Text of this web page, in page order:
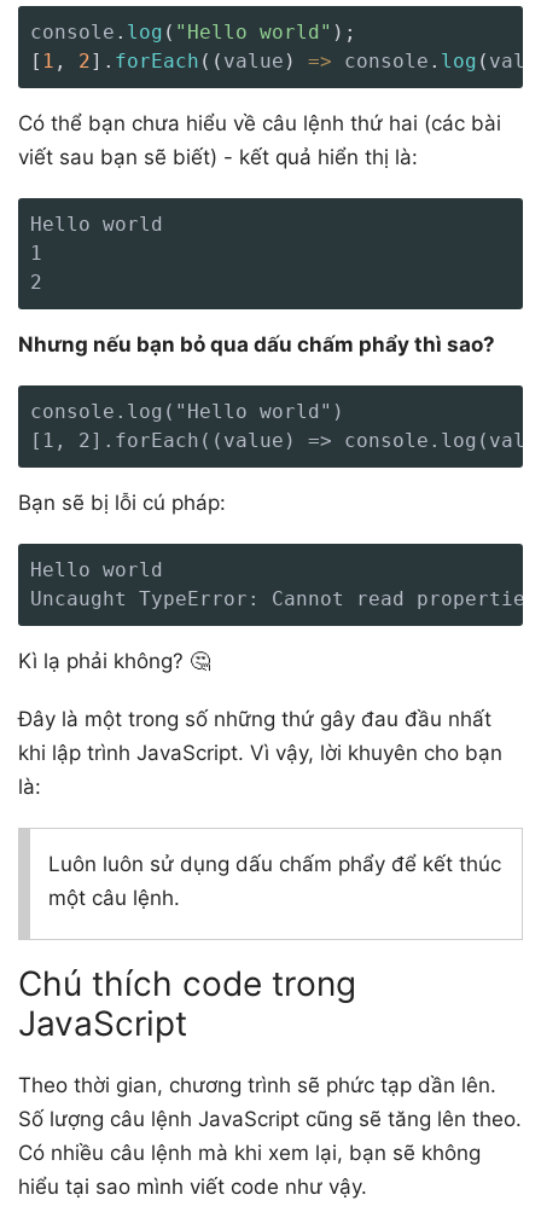
console . log ( "Hello world" ) ;
[ 1 , 2] . forEach ( ( value ) => console . log (
Có thể bạn chưa hiểu về câu lệnh thứ hai (các bài
viết sau bạn sẽ biết) - kết quả hiển thị là:
Hello world
1
2
Nhưng nếu bạn bỏ qua dấu chấm phẩy thì sao?
console.log("Hello world")
[1, 2].forEach((value) =>
Bạn sẽ bị lỗi cú pháp:
Hello world
Uncaught TypeError: Cannot read
Kì lạ phải không? 🤔
Đây là một trong số những thứ gây đau đầu nhất
khi lập trình JavaScript. Vì vậy, lời khuyên cho bạn
là:
Luôn luôn sử dụng dấu chấm phẩy để kết thúc
một câu lệnh.
Chú thích code trong
JavaScript
Theo thời gian, chương trình sẽ phức tạp dần lên.
Số lượng câu lệnh JavaScript cũng sẽ tăng lên theo.
Có nhiều câu lệnh mà khi xem lại, bạn sẽ không
hiểu tại sao mình viết code như vậy.